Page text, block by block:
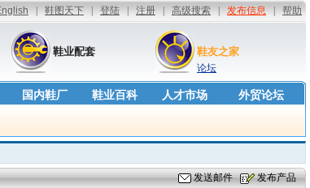
鞋业配套 鞋友之家
论坛
国内鞋厂 鞋业百科 人才市场 外贸论坛
发送邮件 发布产品